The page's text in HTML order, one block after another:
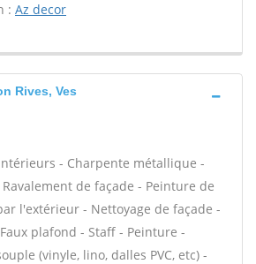
: Az decor
Rives, Ves
- Charpente métallique -
de façade - Peinture de
l'extérieur - Nettoyage de façade -
plafond - Staff - Peinture -
(vinyle, lino, dalles PVC, etc) -